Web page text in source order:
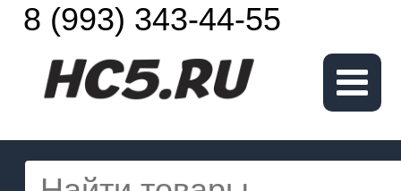
8 (993) 343-44-55